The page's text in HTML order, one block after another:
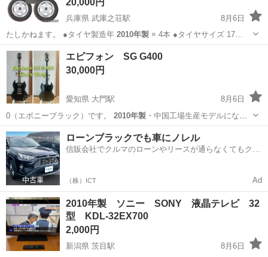
兵庫県 武庫之荘駅
8月6日
たしかねます。 ●タイヤ製造年 2010年製 × 4本 ●タイヤサイズ 17…
兵庫 伊丹市 武庫之荘駅
アルミホイール
エピフォン SG G400
30,000円
愛知県 大門駅
8月6日
0（エボニーブラック）です。 2010年製・中国工場生産モデルになり
ます。 …
愛知 岡崎市 大門駅 弦楽器、ギター
ローンブラックでも車にノレル
信販会社でクルマのローンやリースが通らなくてもクル
（株）ICT Ad
2010年製 ソニー SONY 液晶テレビ 32
型 KDL-32EX700
2,000円
新潟県 茨目駅
8月6日